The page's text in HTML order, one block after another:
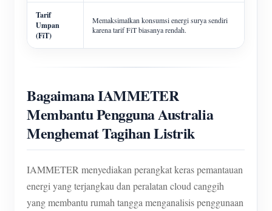
Tarif
Umpan
(FiT)
Memaksimalkan konsumsi energi surya sendiri
karena tarif FiT biasanya rendah.
Bagaimana IAMMETER
Membantu Pengguna Australia
Menghemat Tagihan Listrik
IAMMETER menyediakan perangkat keras pemantauan
energi yang terjangkau dan peralatan cloud canggih
yang membantu rumah tangga menganalisis penggunaan